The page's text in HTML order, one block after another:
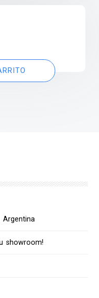
Argentina
showroom!